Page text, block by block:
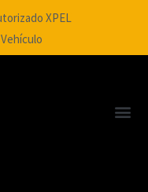
XPEL